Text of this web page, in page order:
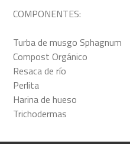
COMPONENTES:
Turba de musgo Sphagnum
Compost Orgánico
Resaca de río
Perlita
Harina de hueso
Trichodermas